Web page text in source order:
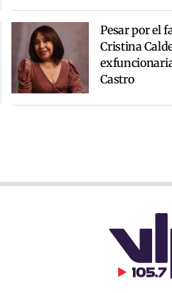
Pesar por el
Cristina
Castro